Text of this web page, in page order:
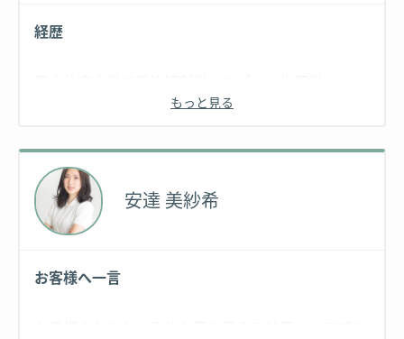
経歴
ーニング学・栄養学などを学ぶ。
北越高校ソフトテニス部のコーチとして2017年県総
体男子団体戦優勝に携わる。
そんな中。日々の不摂生から体脂肪率24％まで太っ
てしまう。
を2ヶ月間実践した結果、
もっと見る
安達 美紗希
お客様へ一言